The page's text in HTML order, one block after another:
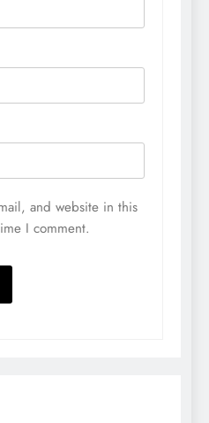
and website in this
I comment.